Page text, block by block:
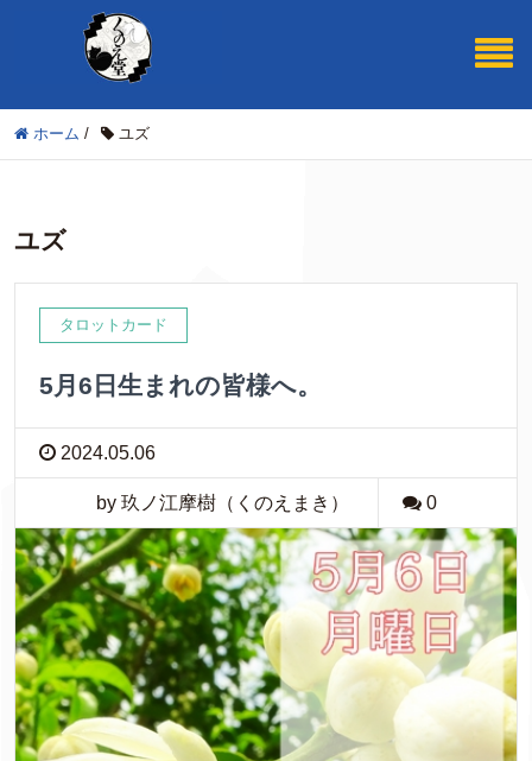
ホーム / ユズ
ユズ
タロットカード
5月6日生まれの皆様へ。
2024.05.06
by 玖ノ江摩樹（くのえまき） 0